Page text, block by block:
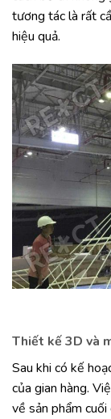
tương tác là rất
hiệu quả.
Thiết kế 3D và
Sau khi có kế
của gian hàng.
về sản phẩm